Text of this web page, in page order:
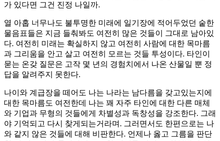
가 있다면 그건 진정 나일까.
열 아홉 너무나도 불투명한 미래에 일기장에 적어두었던 숱한
물음표들은 지금 들춰봐도 여전히 많은 것들이 그대로 남아있
다. 여전히 미래는 확실하지 않고 여전히 사람에 대한 목마름
과 그리움을 안고 살고 여전히 모르는 것들 투성이다. 타인이
묻는 온갖 질문은 고작 몇 년의 경험치에서 나온 산물일 뿐 정
답을 알려주지 못한다.
나이와 계급장을 떼어도 나는 나라는 남다름을 갖고있는지에
대한 목마름도 여전한데 나는 꽤 자주 타인에 대한 다른 매체
와 기업과 무형의 것들에게 차별성과 독창성을 강조한다. 그래
야 기억되고 다시 찾게되는거라며. 그러면서도 한편으로는 나
와 같지 않은 것들에 대해 비판한다. 언제나 옳고 그름을 판단